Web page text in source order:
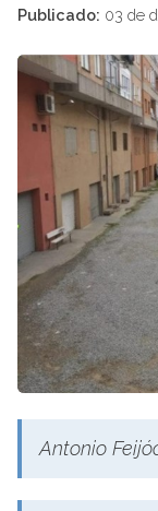
Publicado: 03 de
Antonio